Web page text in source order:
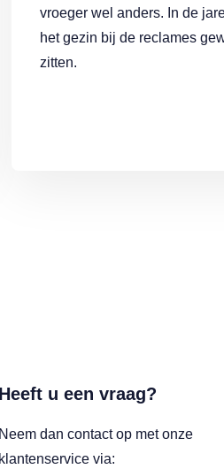
vroeger wel anders. In de
het gezin bij de reclames
zitten.
u een vraag?
dan contact op met onze
via: